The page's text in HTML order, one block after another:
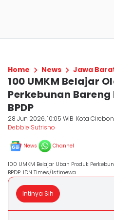
Home News Jawa
100 UMKM Belajar
Perkebunan Bareng
BPDP
28 Jun 2026, 10:05 WIB Kota Cirebon
Debbie Sutrisno
News Channel
100 UMKM Belajar Ubah Produk
BPDP. IDN Times/Istimewa
Intinya Sih